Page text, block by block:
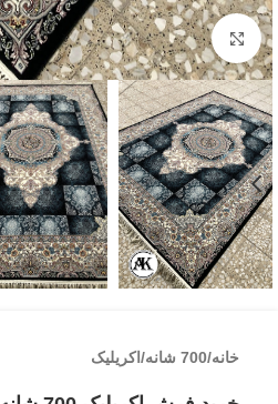
بزرگنمایی تصویر
خانه/700 شانه /اکریلیک